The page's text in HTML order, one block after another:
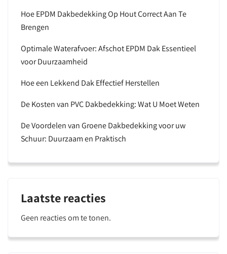
Hoe EPDM Dakbedekking Op Hout Correct Aan Te
Brengen
Optimale Waterafvoer: Afschot EPDM Dak Essentieel
voor Duurzaamheid
Hoe een Lekkend Dak Effectief Herstellen
De Kosten van PVC Dakbedekking: Wat U Moet Weten
De Voordelen van Groene Dakbedekking voor uw
Schuur: Duurzaam en Praktisch
Laatste reacties
Geen reacties om te tonen.